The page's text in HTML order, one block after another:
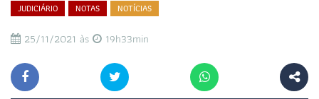
JUDICIÁRIO NOTAS NOTÍCIAS
25/11/2021 às 19h33min